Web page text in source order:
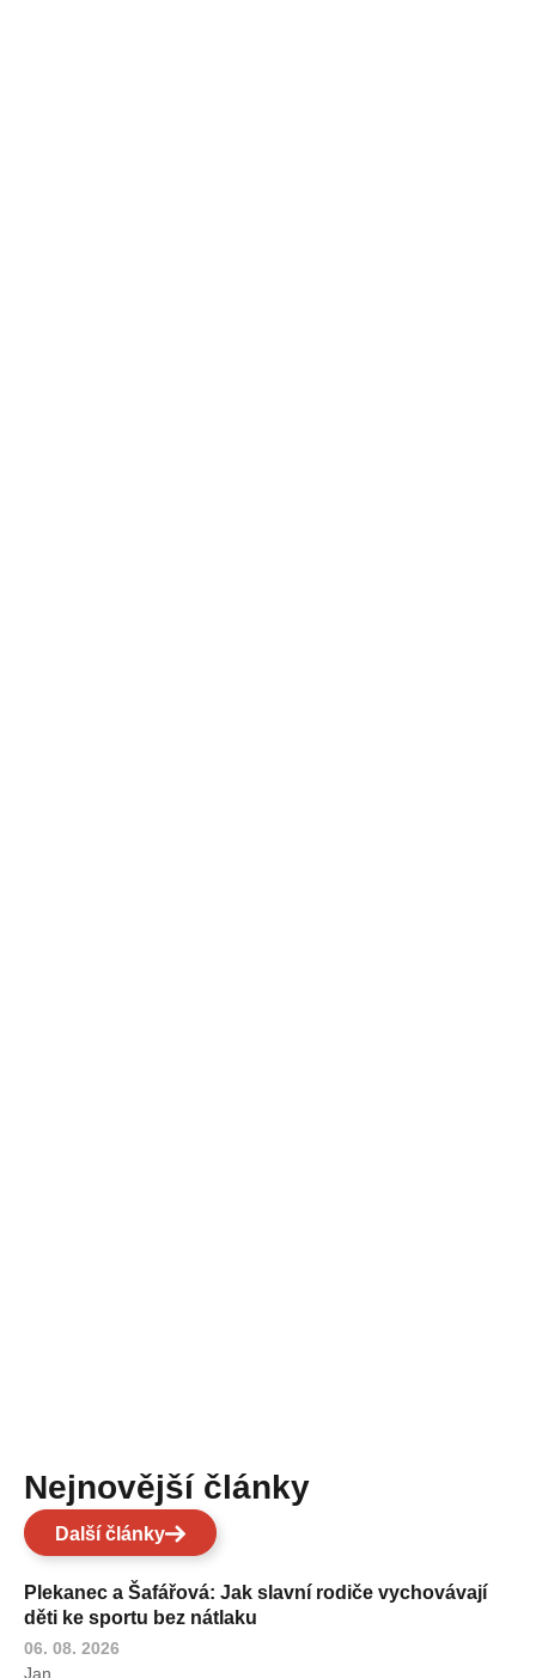
Nejnovější články
Další články
Plekanec a Šafářová: Jak slavní rodiče vychovávají
děti ke sportu bez nátlaku
06. 08. 2026
Jan